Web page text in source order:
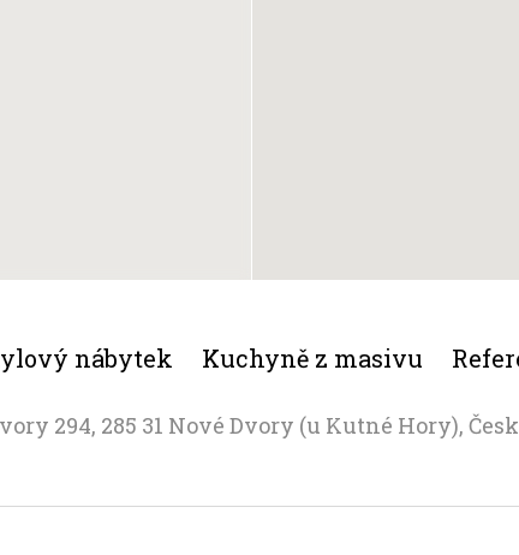
nábytek Kuchyně z masivu
294, 285 31 Nové Dvory (u Kutné Hory),